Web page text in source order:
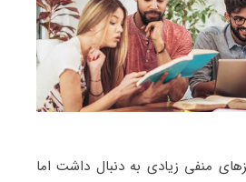
منفی زیادی به دنبال داشت اما